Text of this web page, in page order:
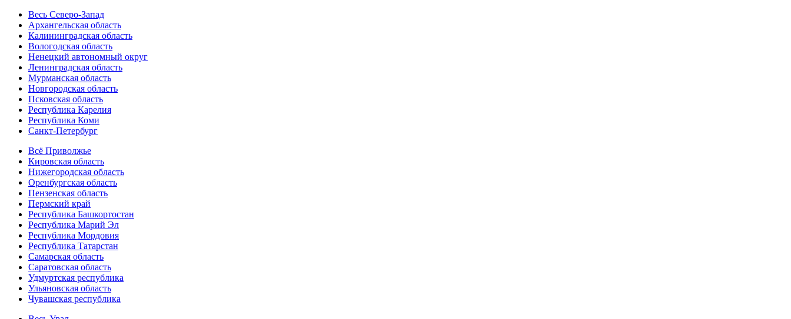
Весь Северо-Запад
Архангельская область
Калининградская область
Вологодская область
Ненецкий автономный округ
Ленинградская область
Мурманская область
Новгородская область
Псковская область
Республика Карелия
Республика Коми
Санкт-Петербург
Всё Приволжье
Кировская область
Нижегородская область
Оренбургская область
Пензенская область
Пермский край
Республика Башкортостан
Республика Марий Эл
Республика Мордовия
Республика Татарстан
Самарская область
Саратовская область
Удмуртская республика
Ульяновская область
Чувашская республика